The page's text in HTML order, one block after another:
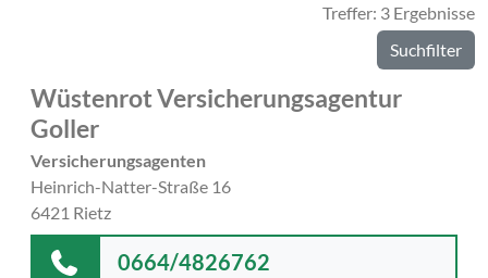
Treffer: 3 Ergebnisse
Suchfilter
Wüstenrot Versicherungsagentur
Goller
Versicherungsagenten
Heinrich-Natter-Straße 16
6421 Rietz
0664/4826762